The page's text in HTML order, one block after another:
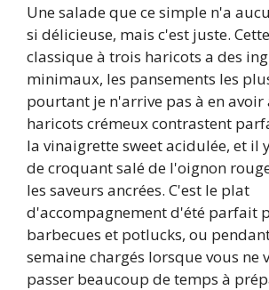
Une salade que ce simple n'a
si délicieuse, mais c'est juste.
classique à trois haricots a des
minimaux, les pansements les
pourtant je n'arrive pas à en avoir
haricots crémeux contrastent
la vinaigrette sweet acidulée, et il
de croquant salé de l'oignon
les saveurs ancrées. C'est le plat
d'accompagnement d'été parfait
barbecues et potlucks, ou
semaine chargés lorsque vous ne
passer beaucoup de temps à